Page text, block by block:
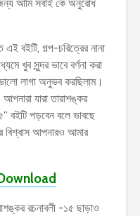
আমি সবাই কে অনুরোধ
এই বইটি, গল্প-চরিত্রের নানা
খুব সুন্দর ভাবে বর্ণনা করা
লাগা অনুভব করছিলাম।
যারা তারাশঙ্কর
বইটি পড়বেন বলে ভাবছে
বিশ্বাস আপনারও আমার
রচনাবলী -১৫ ছাড়াও